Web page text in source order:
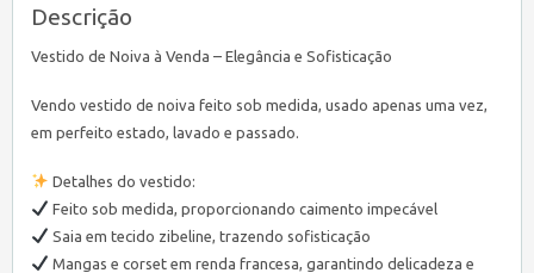
Descrição
Vestido de Noiva à Venda – Elegância e Sofisticação
Vendo vestido de noiva feito sob medida, usado apenas uma vez,
em perfeito estado, lavado e passado.
Detalhes do vestido:
Feito sob medida, proporcionando caimento impecável
Saia em tecido zibeline, trazendo sofisticação
Mangas e corset em renda francesa, garantindo delicadeza e